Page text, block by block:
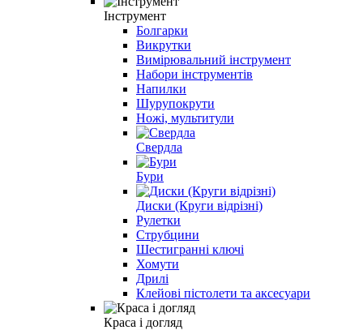
Інструмент
Болгарки
Викрутки
Вимірювальний інструмент
Набори інструментів
Напилки
Шурупокрути
Ножі, мультитули
Свердла
Бури
Диски (Круги відрізні)
Рулетки
Струбцини
Шестигранні ключі
Хомути
Дрилі
Клейові пістолети та аксесуари
Краса і догляд